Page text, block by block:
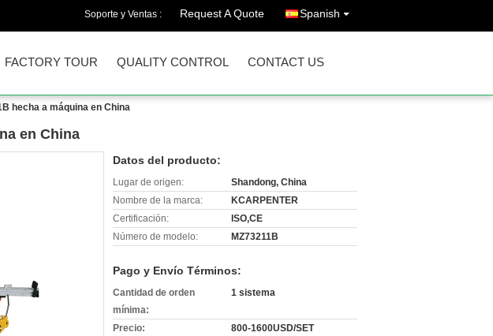
Soporte y Ventas : Request A Quote Spanish
FACTORY TOUR QUALITY CONTROL CONTACT US
hecha a máquina en China
en China
Datos del producto:
Lugar de origen:
Shandong, China
Nombre de la marca:
KCARPENTER
Certificación:
ISO,CE
Número de modelo:
MZ73211B
Pago y Envío Términos:
Cantidad de orden
mínima:
1 sistema
Precio: 800-1600USD/SET